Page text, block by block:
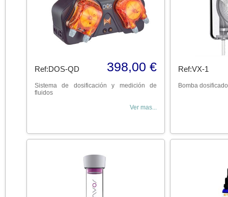
Ref:DOS-QD 398,00 €
Sistema de dosificación y medición de
fluidos
Ver mas...
Ref:VX-1
Bomba